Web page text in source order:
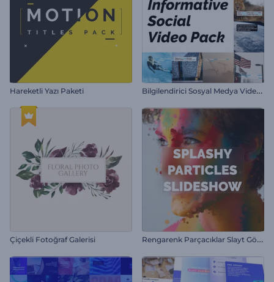
Hareketli Yazı Paketi B
ilgilendirici Sosyal Medya Video Paketi
Çiçekli Fotoğraf Galerisi R
engarenk Parçacıklar Slayt Gösterisi